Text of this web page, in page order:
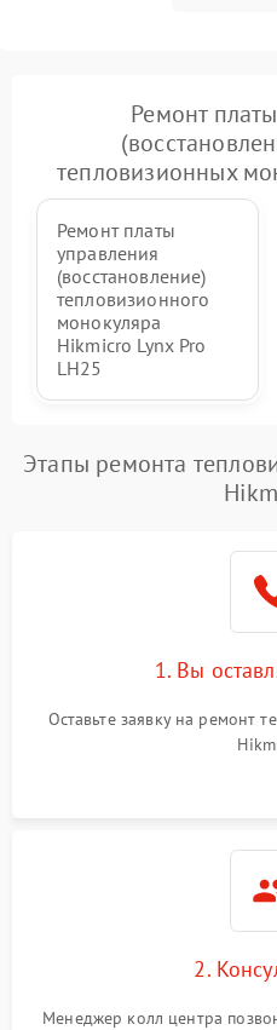
Ремонт
тепловизионных
Ремонт платы
управления
(восстановление)
тепловизионного
монокуляра
Hikmicro Lynx Pro
LH25
Этапы ремонта
1. Вы
Оставьте заявку на ремонт
2.
Менеджер колл центра